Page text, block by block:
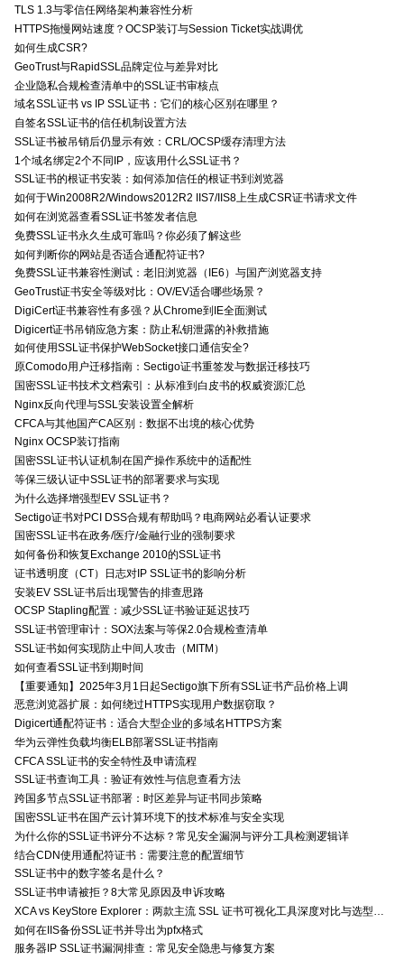
TLS 1.3与零信任网络架构兼容性分析
HTTPS拖慢网站速度？OCSP装订与Session Ticket实战调优
如何生成CSR?
GeoTrust与RapidSSL品牌定位与差异对比
企业隐私合规检查清单中的SSL证书审核点
域名SSL证书 vs IP SSL证书：它们的核心区别在哪里？
自签名SSL证书的信任机制设置方法
SSL证书被吊销后仍显示有效：CRL/OCSP缓存清理方法
1个域名绑定2个不同IP，应该用什么SSL证书？
SSL证书的根证书安装：如何添加信任的根证书到浏览器
如何于Win2008R2/Windows2012R2 IIS7/IIS8上生成CSR证书请求文件
如何在浏览器查看SSL证书签发者信息
免费SSL证书永久生成可靠吗？你必须了解这些
如何判断你的网站是否适合通配符证书?
免费SSL证书兼容性测试：老旧浏览器（IE6）与国产浏览器支持
GeoTrust证书安全等级对比：OV/EV适合哪些场景？
DigiCert证书兼容性有多强？从Chrome到IE全面测试
Digicert证书吊销应急方案：防止私钥泄露的补救措施
如何使用SSL证书保护WebSocket接口通信安全?
原Comodo用户迁移指南：Sectigo证书重签发与数据迁移技巧
国密SSL证书技术文档索引：从标准到白皮书的权威资源汇总
Nginx反向代理与SSL安装设置全解析
CFCA与其他国产CA区别：数据不出境的核心优势
Nginx OCSP装订指南
国密SSL证书认证机制在国产操作系统中的适配性
等保三级认证中SSL证书的部署要求与实现
为什么选择增强型EV SSL证书？
Sectigo证书对PCI DSS合规有帮助吗？电商网站必看认证要求
国密SSL证书在政务/医疗/金融行业的强制要求
如何备份和恢复Exchange 2010的SSL证书
证书透明度（CT）日志对IP SSL证书的影响分析
安装EV SSL证书后出现警告的排查思路
OCSP Stapling配置：减少SSL证书验证延迟技巧
SSL证书管理审计：SOX法案与等保2.0合规检查清单
SSL证书如何实现防止中间人攻击（MITM）
如何查看SSL证书到期时间
【重要通知】2025年3月1日起Sectigo旗下所有SSL证书产品价格上调
恶意浏览器扩展：如何绕过HTTPS实现用户数据窃取？
Digicert通配符证书：适合大型企业的多域名HTTPS方案
华为云弹性负载均衡ELB部署SSL证书指南
CFCA SSL证书的安全特性及申请流程
SSL证书查询工具：验证有效性与信息查看方法
跨国多节点SSL证书部署：时区差异与证书同步策略
国密SSL证书在国产云计算环境下的技术标准与安全实现
为什么你的SSL证书评分不达标？常见安全漏洞与评分工具检测逻辑详
结合CDN使用通配符证书：需要注意的配置细节
SSL证书中的数字签名是什么？
SSL证书申请被拒？8大常见原因及申诉攻略
XCA vs KeyStore Explorer：两款主流 SSL 证书可视化工具深度对比与选型指南
如何在IIS备份SSL证书并导出为pfx格式
服务器IP SSL证书漏洞排查：常见安全隐患与修复方案